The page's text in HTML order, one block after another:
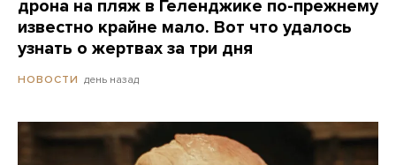
дрона на пляж в Геленджике по-прежнему
известно крайне мало. Вот что удалось
узнать о жертвах за три дня
НОВОСТИ день назад